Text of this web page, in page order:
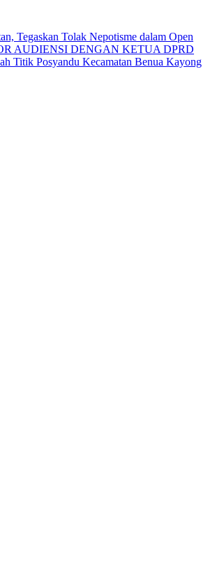
Tegaskan Tolak Nepotisme dalam Open
AUDIENSI DENGAN KETUA DPRD
Titik Posyandu Kecamatan Benua Kayong